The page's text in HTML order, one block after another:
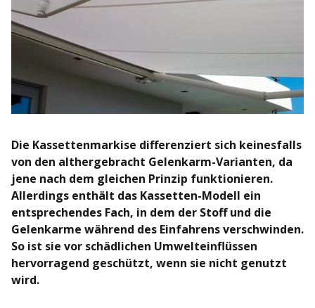
Die Kassettenmarkise differenziert sich keinesfalls
von den althergebracht Gelenkarm-Varianten, da
jene nach dem gleichen Prinzip funktionieren.
Allerdings enthält das Kassetten-Modell ein
entsprechendes Fach, in dem der Stoff und die
Gelenkarme während des Einfahrens verschwinden.
So ist sie vor schädlichen Umwelteinflüssen
hervorragend geschützt, wenn sie nicht genutzt
wird.